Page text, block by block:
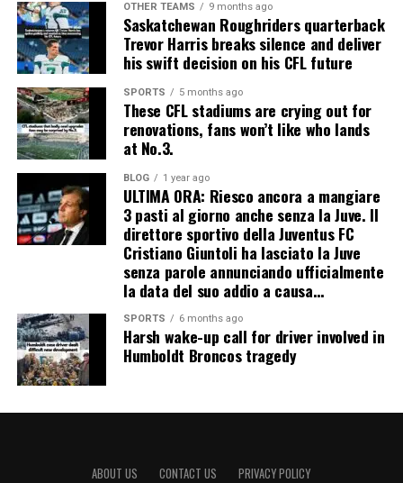
OTHER TEAMS 9 months ago
Saskatchewan Roughriders quarterback
Trevor Harris breaks silence and deliver
his swift decision on his CFL future
SPORTS 5 months ago
These CFL stadiums are crying out for
renovations, fans won’t like who lands
at No.3.
BLOG 1 year ago
ULTIMA ORA: Riesco ancora a mangiare
3 pasti al giorno anche senza la Juve. Il
direttore sportivo della Juventus FC
Cristiano Giuntoli ha lasciato la Juve
senza parole annunciando ufficialmente
la data del suo addio a causa…
SPORTS 6 months ago
Harsh wake-up call for driver involved in
Humboldt Broncos tragedy
ABOUT US CONTACT US PRIVACY POLICY